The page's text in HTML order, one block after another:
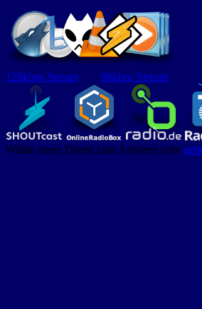
128kbps Stream 96kbps Stream
Wähle einen Dienst zum Anhören oder